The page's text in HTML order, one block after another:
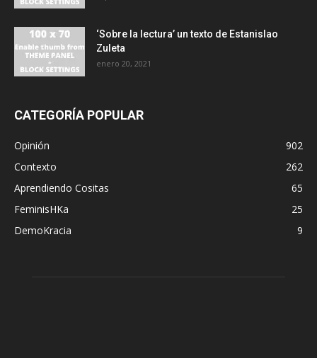
‘Sobre la lectura’ un texto de Estanislao
Zuleta
enero 20, 2021
CATEGORÍA POPULAR
Opinión
902
Contexto
262
Aprendiendo Cositas
65
FeminisHKa
25
DemoKracia
9